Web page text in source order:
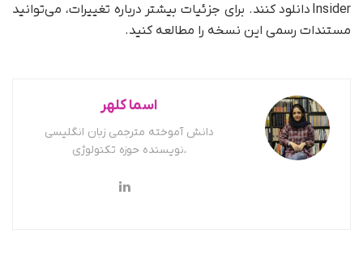
Insider دانلود کنند. برای جزئیات بیشتر درباره تغییرات، می‌توانید
مستندات رسمی این نسخه را مطالعه کنید.
اسما کلهر
دانش آموخته مترجمی زبان انگلیسی
،نویسنده حوزه تکنولوژی